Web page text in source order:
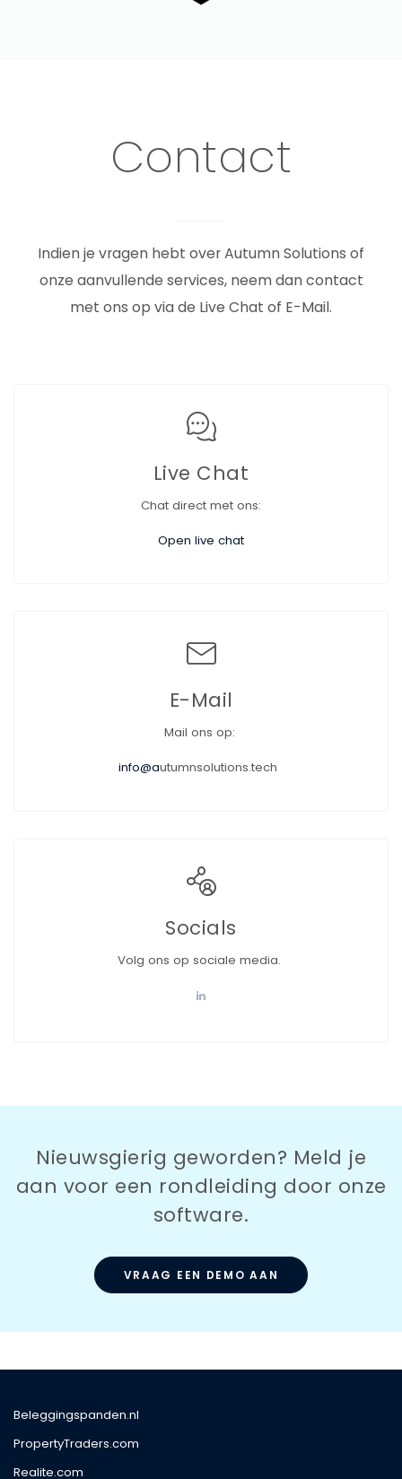
Contact
Indien je vragen hebt over Autumn Solutions of
onze aanvullende services, neem dan contact
met ons op via de Live Chat of E-Mail.
Live Chat
Chat direct met ons:
Open live chat
E-Mail
Mail ons op:
info@autumnsolutions.tech
Socials
Volg ons op sociale media.
Nieuwsgierig geworden? Meld je
aan voor een rondleiding door onze
software.
VRAAG EEN DEMO AAN
Beleggingspanden.nl
PropertyTraders.com
Realite.com